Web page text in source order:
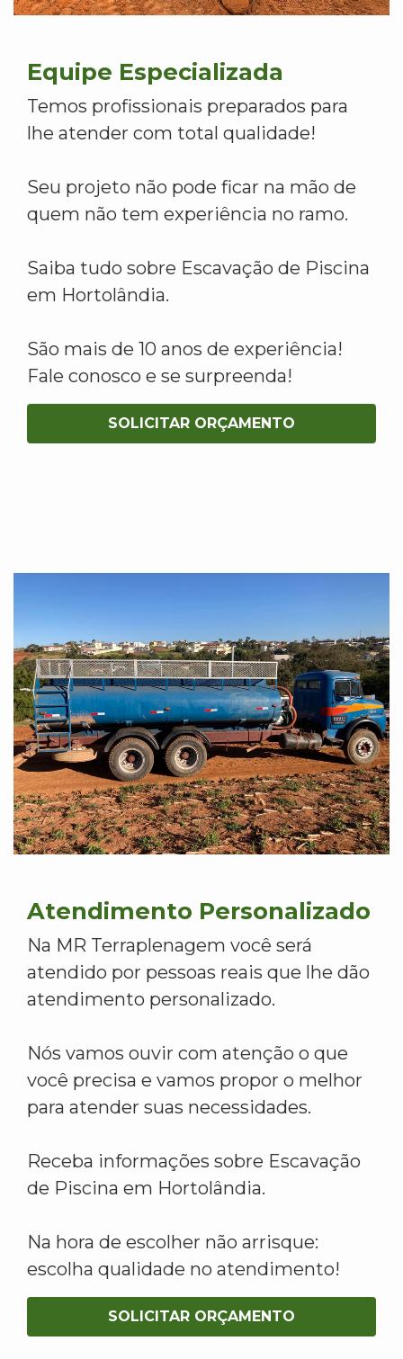
Equipe Especializada
Temos profissionais preparados para
lhe atender com total qualidade!
Seu projeto não pode ficar na mão de
quem não tem experiência no ramo.
Saiba tudo sobre Escavação de Piscina
em Hortolândia.
São mais de 10 anos de experiência!
Fale conosco e se surpreenda!
SOLICITAR ORÇAMENTO
Atendimento Personalizado
Na MR Terraplenagem você será
atendido por pessoas reais que lhe dão
atendimento personalizado.
Nós vamos ouvir com atenção o que
você precisa e vamos propor o melhor
para atender suas necessidades.
Receba informações sobre Escavação
de Piscina em Hortolândia.
Na hora de escolher não arrisque:
escolha qualidade no atendimento!
SOLICITAR ORÇAMENTO